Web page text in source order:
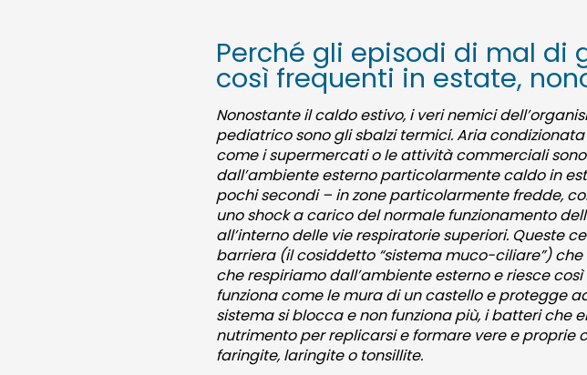
Perché gli episodi di mal di
così frequenti in estate,
Nonostante il caldo estivo, i veri nemici
pediatrico sono gli sbalzi termici. Aria
come i supermercati o le attività commerciali
dall’ambiente esterno particolarmente caldo in
pochi secondi – in zone particolarmente fredde,
uno shock a carico del normale funzionamento
all’interno delle vie respiratorie superiori. Queste
barriera (il cosiddetto “sistema muco-ciliare”)
che respiriamo dall’ambiente esterno e riesce
funziona come le mura di un castello e protegge
sistema si blocca e non funziona più, i batteri che
nutrimento per replicarsi e formare vere e proprie
faringite, laringite o tonsillite.